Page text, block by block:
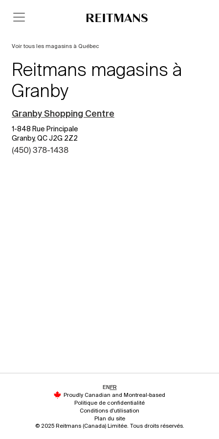
Voir tous les magasins à Québec
Reitmans magasins à
Granby
Granby Shopping Centre
1-848 Rue Principale
Granby, QC J2G 2Z2
(450) 378-1438
ENFR
Proudly Canadian and Montreal-based
Politique de confidentialité
Conditions d'utilisation
Plan du site
© 2025 Reitmans (Canada) Limitée. Tous droits réservés.